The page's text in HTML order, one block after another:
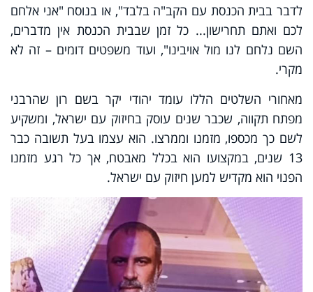
לדבר בבית הכנסת עם הקב"ה בלבד", או בנוסח "אני אלחם
לכם ואתם תחרישון... כל זמן שבבית הכנסת אין מדברים,
השם נלחם לנו מול אויבינו", ועוד משפטים דומים – זה לא
מקרי.
מאחורי השלטים הללו עומד יהודי יקר בשם רון שהרבני
מפתח תקווה, שכבר שנים עוסק בחיזוק עם ישראל, ומשקיע
לשם כך מכספו, מזמנו וממרצו. הוא עצמו בעל תשובה כבר
13 שנים, במקצועו הוא בכלל מאבטח, אך כל רגע מזמנו
הפנוי הוא מקדיש למען חיזוק עם ישראל.